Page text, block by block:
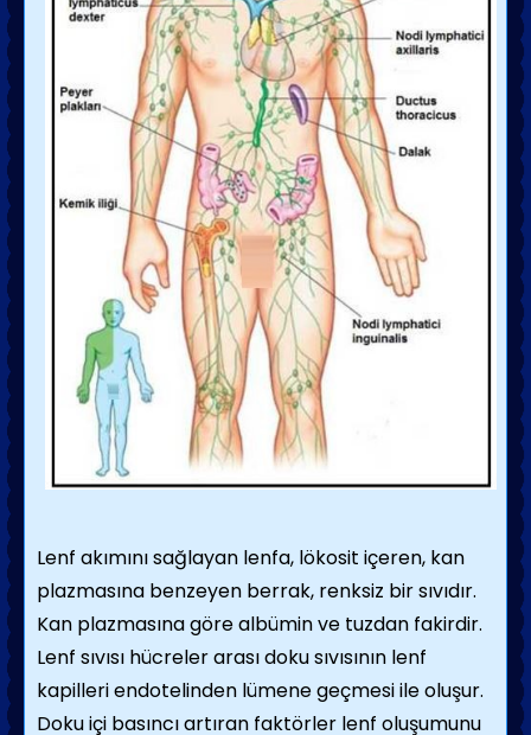
Lenf akımını sağlayan lenfa, lökosit içeren, kan
plazmasına benzeyen berrak, renksiz bir sıvıdır.
Kan plazmasına göre albümin ve tuzdan fakirdir.
Lenf sıvısı hücreler arası doku sıvısının lenf
kapilleri endotelinden lümene geçmesi ile oluşur.
Doku içi basıncı artıran faktörler lenf oluşumunu